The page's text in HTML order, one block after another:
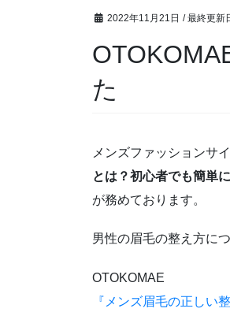
2022年11月21日 / 最終更新
た
メンズファッションサ
とは？初心者でも簡単
が務めております。
男性の眉毛の整え 方に
OTOKOMAE
『メンズ眉毛の正しい